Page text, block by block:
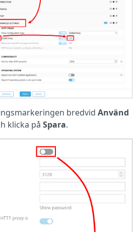
bredvid Använd
klicka på Spara.